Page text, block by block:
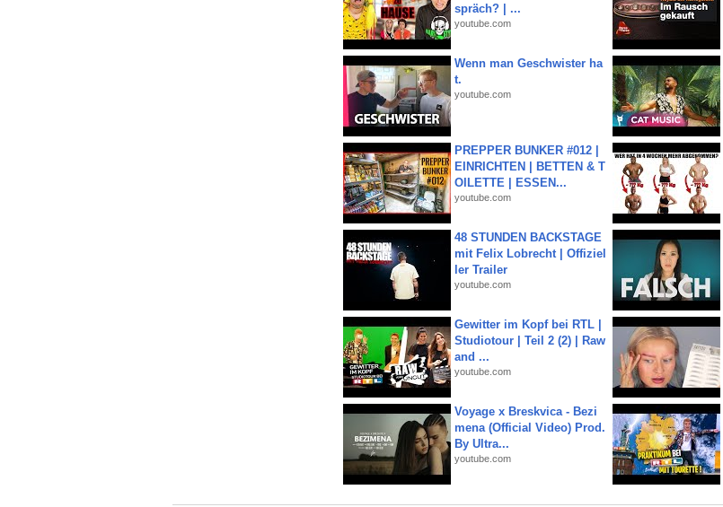
spräch? | ...
youtube.com
Wenn man Geschwister ha
t.
youtube.com
PREPPER BUNKER #012 |
EINRICHTEN | BETTEN & T
OILETTE | ESSEN...
youtube.com
48 STUNDEN BACKSTAGE
mit Felix Lobrecht | Offiziel
ler Trailer
youtube.com
Gewitter im Kopf bei RTL |
Studiotour | Teil 2 (2) | Raw
and ...
youtube.com
Voyage x Breskvica - Bezi
mena (Official Video) Prod.
By Ultra...
youtube.com